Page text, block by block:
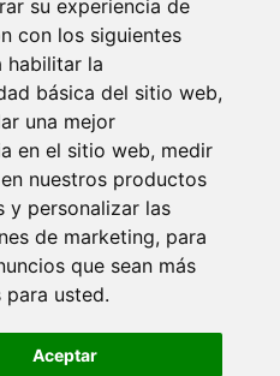
su experiencia de
con los siguientes
habilitar la
básica del sitio web,
una mejor
en el sitio web, medir
nuestros productos
y personalizar las
de marketing, para
que sean más
para usted.
Aceptar
a Viernes
373​